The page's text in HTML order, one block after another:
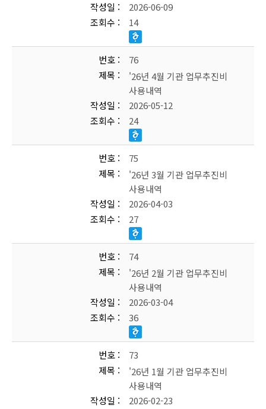
작성일
2026-06-09
조회수
14
번호
76
제목
'26년 4월 기관 업무추진비
사용내역
작성일
2026-05-12
조회수
24
번호
75
제목
'26년 3월 기관 업무추진비
사용내역
작성일
2026-04-03
조회수
27
번호
74
제목
'26년 2월 기관 업무추진비
사용내역
작성일
2026-03-04
조회수
36
번호
73
제목
'26년 1월 기관 업무추진비
사용내역
작성일
2026-02-23